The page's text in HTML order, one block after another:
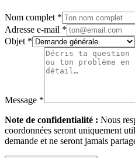
Nom complet *
Adresse e-mail *
Objet *
Message *
Note de confidentialité : Nous
coordonnées seront uniquement
demande et ne seront jamais